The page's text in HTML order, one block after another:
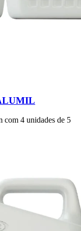
4 unidades de 5